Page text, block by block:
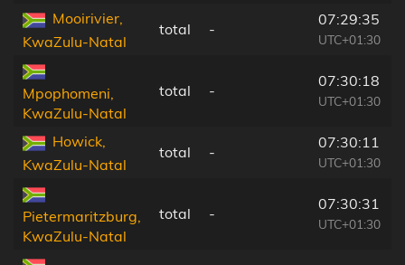
Mooirivier,
KwaZulu-Natal
total -
07:29:35
UTC+01:30
Mpophomeni,
KwaZulu-Natal
total -
07:30:18
UTC+01:30
Howick,
KwaZulu-Natal
total -
07:30:11
UTC+01:30
Pietermaritzburg,
KwaZulu-Natal
total -
07:30:31
UTC+01:30